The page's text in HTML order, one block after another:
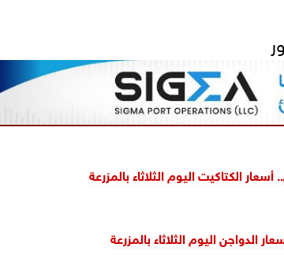
الكتاكيت اليوم الثلاثاء بالمزرعة
الدواجن اليوم الثلاثاء بالمزرعة